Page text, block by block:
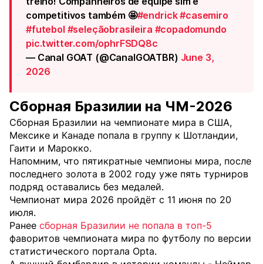
competitivos também 🤩#endrick#casemiro
#futebol #seleçãobrasileira #copadomundo
pic.twitter.com/ophrFSDQ8c
— Canal GOAT (@CanalGOATBR) June 3,
2026
Сборная Бразилии на ЧМ-2026
Сборная Бразилии на чемпионате мира в США,
Мексике и Канаде попала в группу к Шотландии,
Гаити и Марокко.
Напомним, что пятикратные чемпионы мира, после
последнего золота в 2002 году уже пять турниров
подряд оставались без медалей.
Чемпионат мира 2026 пройдёт с 11 июня по 20
июля.
Ранее сборная Бразилии не попала в топ-5
фаворитов чемпионата мира по футболу по версии
статистического портала Opta.